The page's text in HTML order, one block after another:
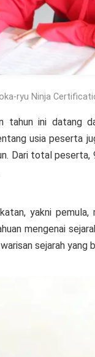
ryu Ninja
tahun ini datang
usia peserta
Dari total
yakni
mengenai
sejarah